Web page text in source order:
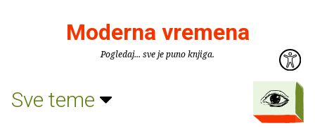
Moderna vremena
Pogledaj... sve je puno knjiga.
Sve teme